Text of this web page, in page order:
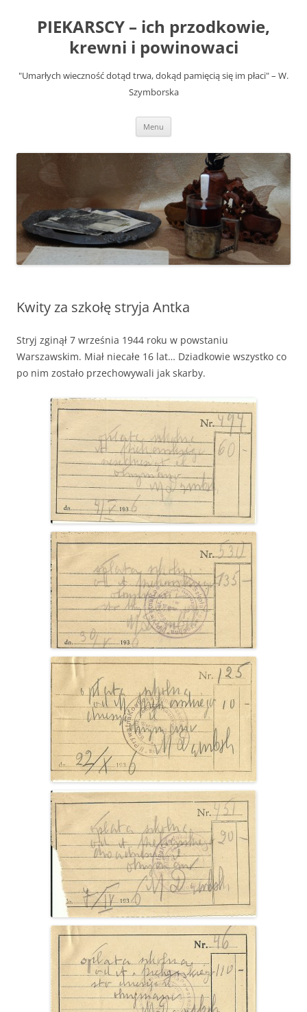
treściPIEKARSCY – ich przodkowie,
krewni i powinowaci
"Umarłych wieczność dotąd trwa, dokąd pamięcią się im płaci" – W.
Szymborska
Menu
Kwity za szkołę stryja Antka
Stryj zginął 7 września 1944 roku w powstaniu
Warszawskim. Miał niecałe 16 lat… Dziadkowie wszystko co
po nim zostało przechowywali jak skarby.